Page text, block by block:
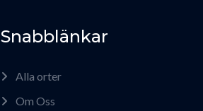
Snabblänkar
Alla orter
Om Oss